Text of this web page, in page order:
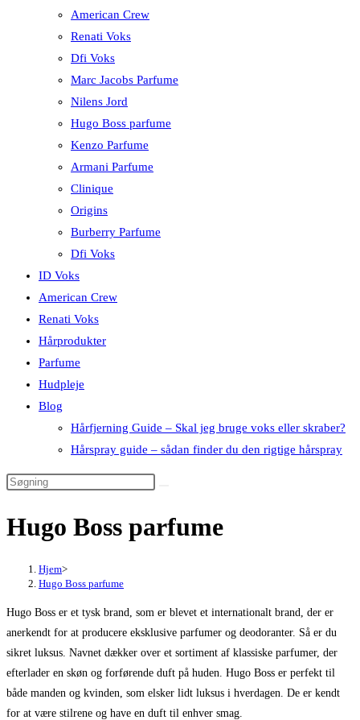
American Crew
Renati Voks
Dfi Voks
Marc Jacobs Parfume
Nilens Jord
Hugo Boss parfume
Kenzo Parfume
Armani Parfume
Clinique
Origins
Burberry Parfume
Dfi Voks
ID Voks
American Crew
Renati Voks
Hårprodukter
Parfume
Hudpleje
Blog
Hårfjerning Guide – Skal jeg bruge voks eller skraber?
Hårspray guide – sådan finder du den rigtige hårspray
Hugo Boss parfume
Hjem>
Hugo Boss parfume
Hugo Boss er et tysk brand, som er blevet et internationalt brand, der er
anerkendt for at producere eksklusive parfumer og deodoranter. Så er du
sikret luksus. Navnet dækker over et sortiment af klassiske parfumer, der
efterlader en skøn og forførende duft på huden. Hugo Boss er perfekt til
både manden og kvinden, som elsker lidt luksus i hverdagen. De er kendt
for at være stilrene og have en duft til enhver smag.